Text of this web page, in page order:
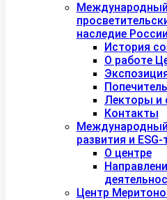
наследие
История
О работе
Лекторы и
Контакты
Международный
развития и
О центре
Центр